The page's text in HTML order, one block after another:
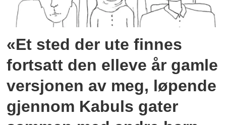
«Et sted der ute finnes
fortsatt den elleve år gamle
versjonen av meg, løpende
gjennom Kabuls gater